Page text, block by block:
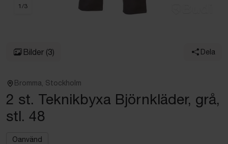
1 /3
Bilder (3) Dela
Bromma, Stockholm
2 st. Teknikbyxa Björnkläder, grå,
stl. 48
Oanvänd